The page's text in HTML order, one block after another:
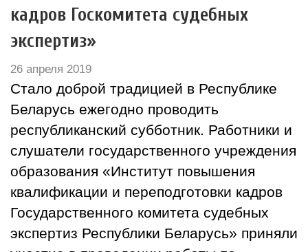
кадров Госкомитета судебных
экспертиз»
26 апреля 2019
Стало доброй традицией в Республике
Беларусь ежегодно проводить
республиканский субботник. Работники и
слушатели государственного учреждения
образования «Институт повышения
квалификации и переподготовки кадров
Государственного комитета судебных
экспертиз Республики Беларусь» приняли